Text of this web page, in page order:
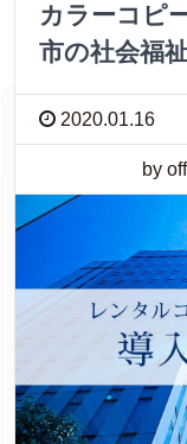
カラーコピ
市の社会福
2020.01.16
by